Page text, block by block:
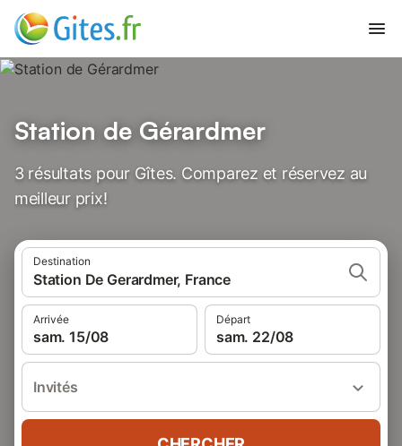
Station de Gérardmer
3 résultats pour Gîtes. Comparez et réservez au
meilleur prix!
Destination
Station De Gerardmer, France
Arrivée
sam. 15/08
Départ
sam. 22/08
Invités